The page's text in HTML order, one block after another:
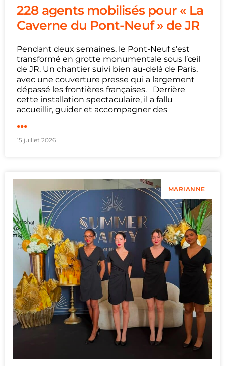
228 agents mobilisés pour « La
Caverne du Pont-Neuf » de JR
Pendant deux semaines, le Pont-Neuf s’est
transformé en grotte monumentale sous l’œil
de JR. Un chantier suivi bien au-delà de Paris,
avec une couverture presse qui a largement
dépassé les frontières françaises. Derrière
cette installation spectaculaire, il a fallu
accueillir, guider et accompagner des
...
15 juillet 2026
MARIANNE